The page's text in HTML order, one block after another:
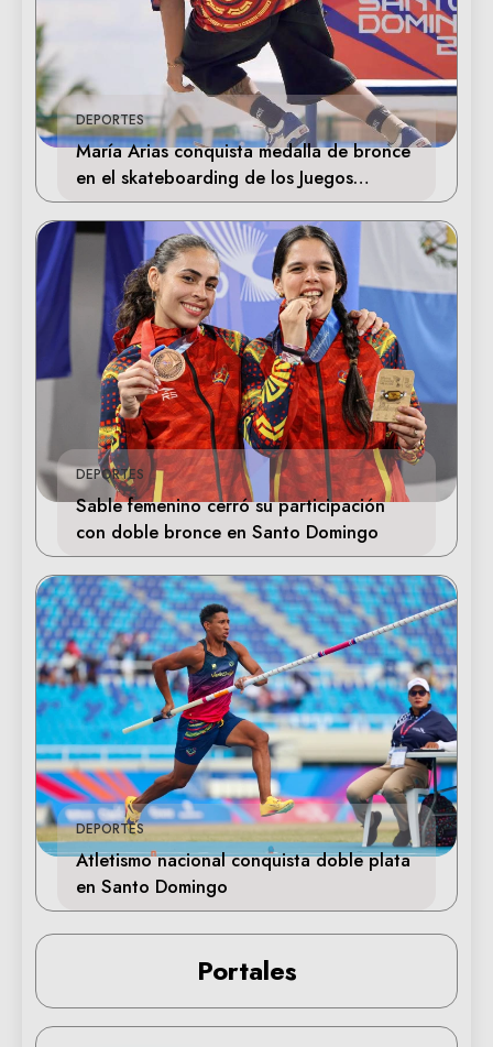
DEPORTES
María Arias conquista medalla de bronce
en el skateboarding de los Juegos
Centroamericanos
DEPORTES
Sable femenino cerró su participación
con doble bronce en Santo Domingo
DEPORTES
Atletismo nacional conquista doble plata
en Santo Domingo
Portales